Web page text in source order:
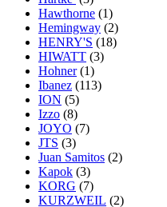
Hawthorne (1)
Hemingway (2)
HENRY'S (18)
HIWATT (3)
Hohner(1)
Ibanez (113)
ION (5)
Izzo (8)
JOYO (7)
JTS (3)
Juan Samitos (2)
Kapok (3)
KORG (7)
KURZWEIL (2)